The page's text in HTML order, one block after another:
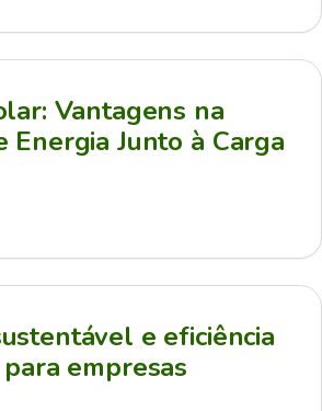
Vantagens na
Energia Junto à Carga
e eficiência
empresas